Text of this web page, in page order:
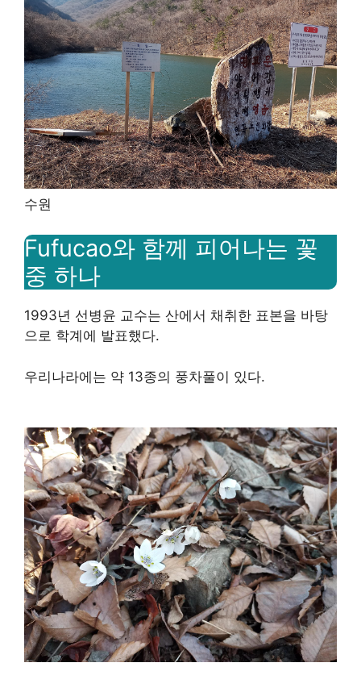
수원
Fufucao와 함께 피어나는 꽃
중 하나
1993년 선병윤 교수는 산에서 채취한 표본을 바탕
으로 학계에 발표했다.
우리나라에는 약 13종의 풍차풀이 있다.